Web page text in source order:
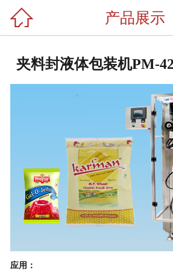
 产品展示
夹料封液体包装机PM-
应用 ：